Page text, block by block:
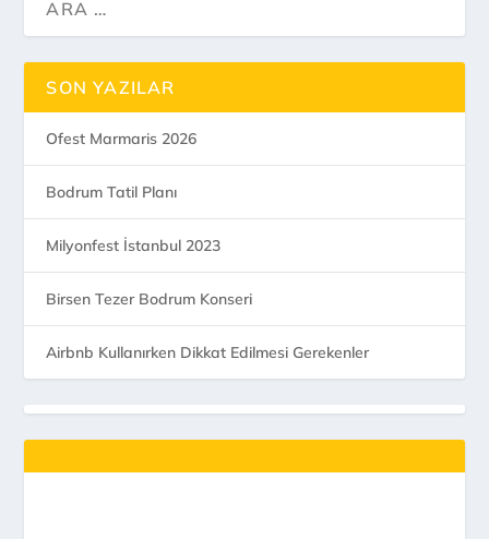
SON YAZILAR
Ofest Marmaris 2026
Bodrum Tatil Planı
Milyonfest İstanbul 2023
Birsen Tezer Bodrum Konseri
Airbnb Kullanırken Dikkat Edilmesi Gerekenler